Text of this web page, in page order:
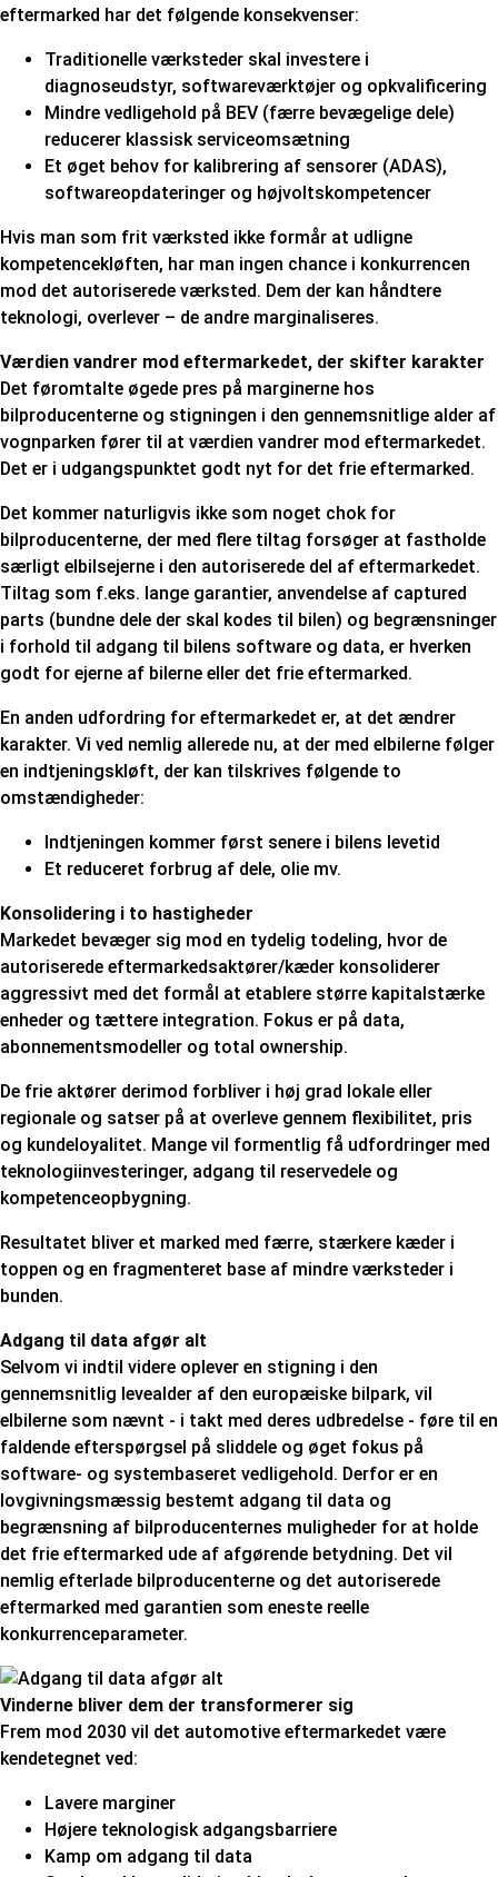
eftermarked har det følgende konsekvenser:
Traditionelle værksteder skal investere i
diagnoseudstyr, softwareværktøjer og opkvalificering
Mindre vedligehold på BEV (færre bevægelige dele)
reducerer klassisk serviceomsætning
Et øget behov for kalibrering af sensorer (ADAS),
softwareopdateringer og højvoltskompetencer
Hvis man som frit værksted ikke formår at udligne
kompetencekløften, har man ingen chance i konkurrencen
mod det autoriserede værksted. Dem der kan håndtere
teknologi, overlever – de andre marginaliseres.
Værdien vandrer mod eftermarkedet, der skifter karakter
Det føromtalte øgede pres på marginerne hos
bilproducenterne og stigningen i den gennemsnitlige alder af
vognparken fører til at værdien vandrer mod eftermarkedet.
Det er i udgangspunktet godt nyt for det frie eftermarked.
Det kommer naturligvis ikke som noget chok for
bilproducenterne, der med flere tiltag forsøger at fastholde
særligt elbilsejerne i den autoriserede del af eftermarkedet.
Tiltag som f.eks. lange garantier, anvendelse af captured
parts (bundne dele der skal kodes til bilen) og begrænsninger
i forhold til adgang til bilens software og data, er hverken
godt for ejerne af bilerne eller det frie eftermarked.
En anden udfordring for eftermarkedet er, at det ændrer
karakter. Vi ved nemlig allerede nu, at der med elbilerne følger
en indtjeningskløft, der kan tilskrives følgende to
omstændigheder:
Indtjeningen kommer først senere i bilens levetid
Et reduceret forbrug af dele, olie mv.
Konsolidering i to hastigheder
Markedet bevæger sig mod en tydelig todeling, hvor de
autoriserede eftermarkedsaktører/kæder konsoliderer
aggressivt med det formål at etablere større kapitalstærke
enheder og tættere integration. Fokus er på data,
abonnementsmodeller og total ownership.
De frie aktører derimod forbliver i høj grad lokale eller
regionale og satser på at overleve gennem flexibilitet, pris
og kundeloyalitet. Mange vil formentlig få udfordringer med
teknologiinvesteringer, adgang til reservedele og
kompetenceopbygning.
Resultatet bliver et marked med færre, stærkere kæder i
toppen og en fragmenteret base af mindre værksteder i
bunden.
Adgang til data afgør alt
Selvom vi indtil videre oplever en stigning i den
gennemsnitlig levealder af den europæiske bilpark, vil
elbilerne som nævnt - i takt med deres udbredelse - føre til en
faldende efterspørgsel på sliddele og øget fokus på
software- og systembaseret vedligehold. Derfor er en
lovgivningsmæssig bestemt adgang til data og
begrænsning af bilproducenternes muligheder for at holde
det frie eftermarked ude af afgørende betydning. Det vil
nemlig efterlade bilproducenterne og det autoriserede
eftermarked med garantien som eneste reelle
konkurrenceparameter.
Vinderne bliver dem der transformerer sig
Frem mod 2030 vil det automotive eftermarkedet være
kendetegnet ved:
Lavere marginer
Højere teknologisk adgangsbarriere
Kamp om adgang til data